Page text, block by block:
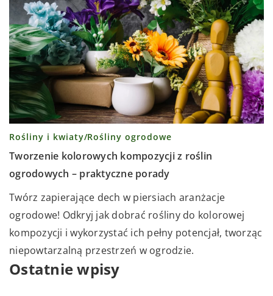
Rośliny i kwiaty/Rośliny ogrodowe
Tworzenie kolorowych kompozycji z roślin
ogrodowych – praktyczne porady
Twórz zapierające dech w piersiach aranżacje
ogrodowe! Odkryj jak dobrać rośliny do kolorowej
kompozycji i wykorzystać ich pełny potencjał, tworząc
niepowtarzalną przestrzeń w ogrodzie.
Ostatnie wpisy